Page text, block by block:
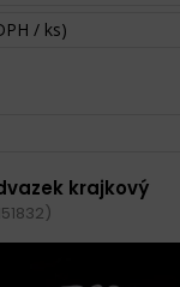
/ ks)
krajkový